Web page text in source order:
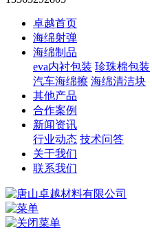
卓越首页
海绵射弹
海绵制品
eva内衬包装 珍珠棉包装
汽车海绵擦 海绵清洁块
其他产品
合作案例
新闻资讯
行业动态 技术问答
关于我们
联系我们